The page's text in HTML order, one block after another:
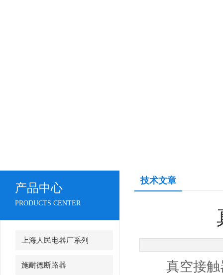
产品中心
PRODUCTS CENTER
上海人民电器厂系列
施耐德断路器
技术文章
真空接触